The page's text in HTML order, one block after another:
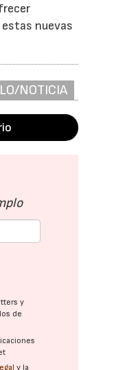
nuevas
NOTICIA
y
de
y la